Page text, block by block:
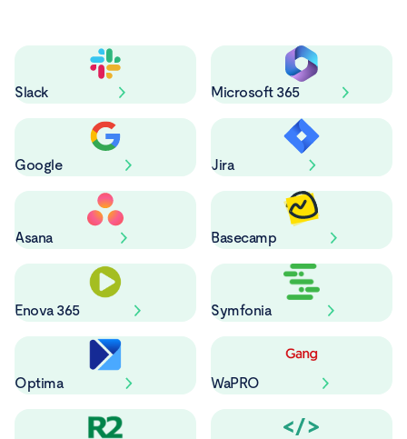
Slack Microsoft 365
Google Jira
Asana Basecamp
Enova 365 Symfonia
Optima WaPRO